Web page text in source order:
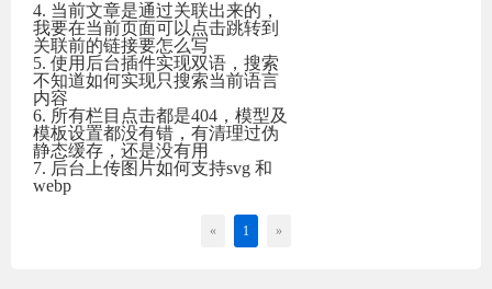
4. 当前文章是通过关联出来的，
我要在当前页面可以点击跳转到
关联前的链接要怎么写
5. 使用后台插件实现双语，搜索
不知道如何实现只搜索当前语言
内容
6. 所有栏目点击都是404，模型及
模板设置都没有错，有清理过伪
静态缓存，还是没有用
7. 后台上传图片如何支持svg 和
webp
« 1 »